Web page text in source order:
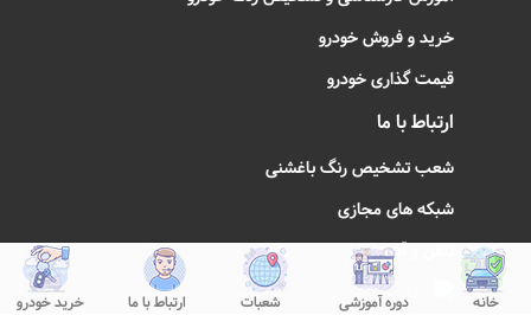
خانه دوره آموزشی شعبات ارتباط با ما خرید خودرو
خرید و فروش خودرو
قیمت گذاری خودرو
ارتباط با ما
شعب تشخیص رنگ باغشنی
شبکه های مجازی
تلفن و آدرس